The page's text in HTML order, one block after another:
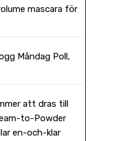
mascara för
Måndag Poll,
att dras till
to-Powder
en-och-klar